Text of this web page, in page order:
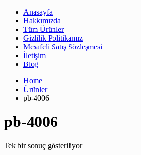
Anasayfa
Hakkımızda
Tüm Ürünler
Gizlilik Politikamız
Mesafeli Satış Sözleşmesi
İletişim
Blog
Home
Ürünler
pb-4006
pb-4006
Tek bir sonuç gösteriliyor